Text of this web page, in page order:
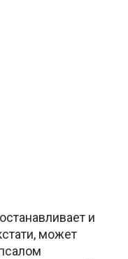
и
может